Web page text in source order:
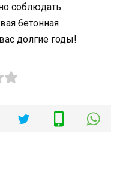
соблюдать
бетонная
долгие годы!